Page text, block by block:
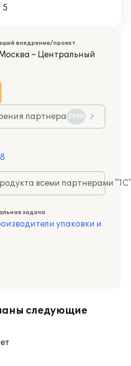
5
внедрение/проект
– Центральный
партнера 29151
всеми партнерами
задача
упаковки и
следующие